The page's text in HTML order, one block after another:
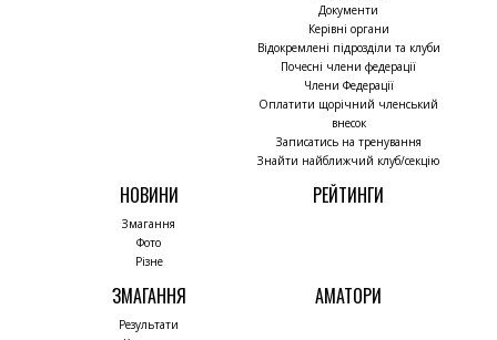
Документи
Керівні органи
Відокремлені підрозділи та клуби
Почесні члени федерації
Члени Федерації
Оплатити щорічний членський
внесок
Записатись на тренування
Знайти найближчий клуб/секцію
НОВИНИ
Змагання
Фото
Різне
РЕЙТИНГИ
ЗМАГАННЯ
Результати
АМАТОРИ